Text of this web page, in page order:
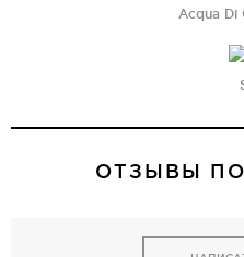
Acqua Di
ОТЗЫВЫ